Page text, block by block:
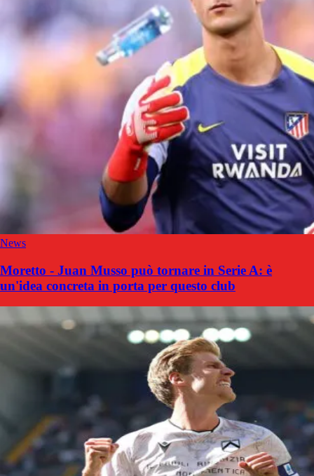
News
Moretto - Juan Musso può tornare in Serie A: è
un'idea concreta in porta per questo club